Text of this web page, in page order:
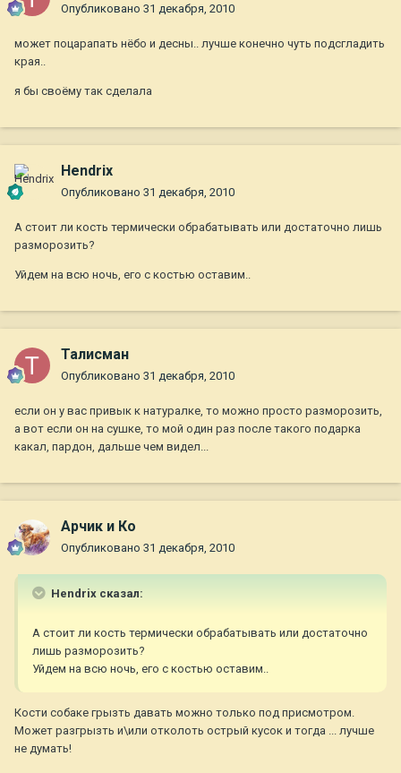
Опубликовано 31 декабря, 2010
может поцарапать нёбо и десны.. лучше конечно чуть подсгладить
края..
я бы своёму так сделала
Hendrix
Опубликовано 31 декабря, 2010
А стоит ли кость термически обрабатывать или достаточно лишь
разморозить?
Уйдем на всю ночь, его с костью оставим..
Талисман
Опубликовано 31 декабря, 2010
если он у вас привык к натуралке, то можно просто разморозить,
а вот если он на сушке, то мой один раз после такого подарка
какал, пардон, дальше чем видел...
Арчик и Ко
Опубликовано 31 декабря, 2010
Hendrix сказал:
А стоит ли кость термически обрабатывать или достаточно
лишь разморозить?
Уйдем на всю ночь, его с костью оставим..
Кости собаке грызть давать можно только под присмотром.
Может разгрызть и\или отколоть острый кусок и тогда ... лучше
не думать!